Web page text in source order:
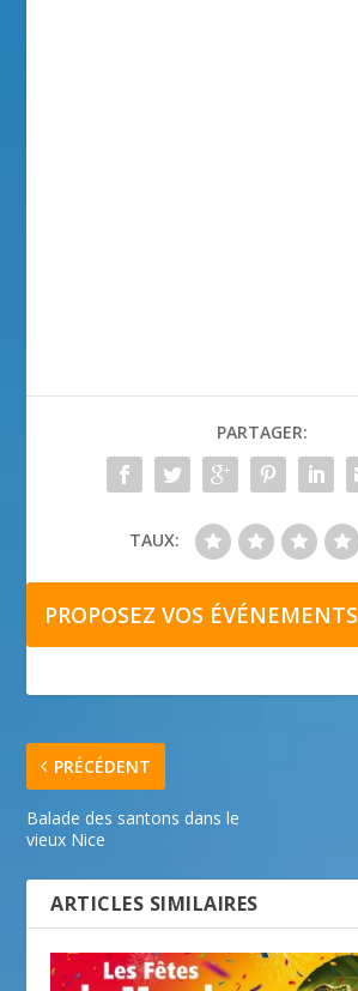
PARTAGER:
TAUX:
PROPOSEZ VOS ÉVÉNEMENTS
PRÉCÉDENT
Balade des santons dans le
vieux Nice
ARTICLES SIMILAIRES